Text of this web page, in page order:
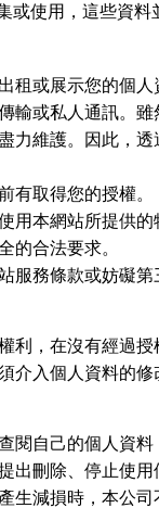
或使用，這些資
租或展示您的個
輸或私人通訊。
力維護。因此，
有取得您的授權。
用本網站所提供
的合法要求。
服務條款或妨礙
利，在沒有經過
介入個人資料的修
閱自己的個人資
出刪除、停止使
生減損時，本公